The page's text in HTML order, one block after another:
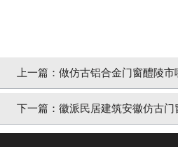
上一篇： 做仿古铝合金门窗醴陵
墅阳光」
下一篇： 徽派民居建筑安徽仿古门